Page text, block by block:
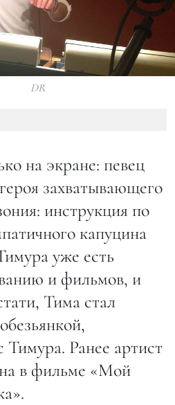
DR
на экране: певец
захватывающего
инструкция по
капуцина
уже есть
и фильмов, и
Тима стал
Тимура. Ранее артист
в фильме «Мой